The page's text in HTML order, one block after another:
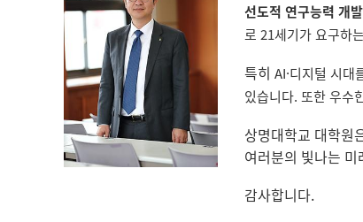
선도적 연구능력 개
로 21세기가 요구하
특히 AI·디지털 시
있습니다. 또한 우수
상명대학교 대학원
여러분의 빛나는
감사합니다.